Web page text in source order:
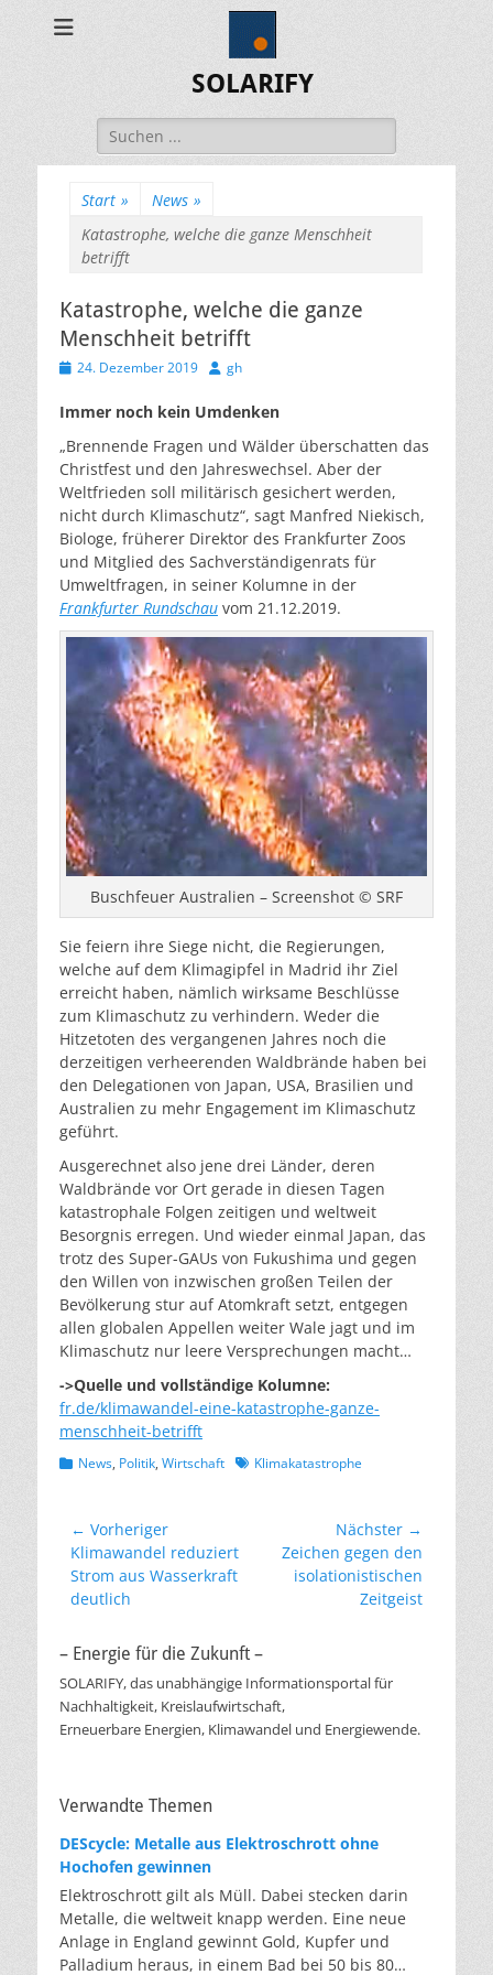
SOLARIFY
Suchen
nach:
Start » News »
Katastrophe, welche die ganze Menschheit
betrifft
Katastrophe, welche die ganze
Menschheit betrifft
Veröffentlicht
24. Dezember 2019 Autor
gh
Immer noch kein Umdenken
„Brennende Fragen und Wälder überschatten das
Christfest und den Jahreswechsel. Aber der
Weltfrieden soll militärisch gesichert werden,
nicht durch Klimaschutz“, sagt Manfred Niekisch,
Biologe, früherer Direktor des Frankfurter Zoos
und Mitglied des Sachverständigenrats für
Umweltfragen, in seiner Kolumne in der
Frankfurter Rundschau vom 21.12.2019.
Buschfeuer Australien – Screenshot © SRF
Sie feiern ihre Siege nicht, die Regierungen,
welche auf dem Klimagipfel in Madrid ihr Ziel
erreicht haben, nämlich wirksame Beschlüsse
zum Klimaschutz zu verhindern. Weder die
Hitzetoten des vergangenen Jahres noch die
derzeitigen verheerenden Waldbrände haben bei
den Delegationen von Japan, USA, Brasilien und
Australien zu mehr Engagement im Klimaschutz
geführt.
Ausgerechnet also jene drei Länder, deren
Waldbrände vor Ort gerade in diesen Tagen
katastrophale Folgen zeitigen und weltweit
Besorgnis erregen. Und wieder einmal Japan, das
trotz des Super-GAUs von Fukushima und gegen
den Willen von inzwischen großen Teilen der
Bevölkerung stur auf Atomkraft setzt, entgegen
allen globalen Appellen weiter Wale jagt und im
Klimaschutz nur leere Versprechungen macht…
->Quelle und vollständige Kolumne:
fr.de/klimawandel-eine-katastrophe-ganze-
menschheit-betrifft
Kategorien
News, Politik, Wirtschaft Schlagworte
Klimakatastrophe
Beitragsnavigation
← Vorheriger
Vorheriger
Beitrag:
Klimawandel reduziert
Strom aus Wasserkraft
deutlich
Nächster →
Nächster
Beitrag:
Zeichen gegen den
isolationistischen
Zeitgeist
– Energie für die Zukunft –
SOLARIFY, das unabhängige Informationsportal für
Nachhaltigkeit, Kreislaufwirtschaft,
Erneuerbare Energien, Klimawandel und Energiewende.
Verwandte Themen
DEScycle: Metalle aus Elektroschrott ohne
Hochofen gewinnen
Elektroschrott gilt als Müll. Dabei stecken darin
Metalle, die weltweit knapp werden. Eine neue
Anlage in England gewinnt Gold, Kupfer und
Palladium heraus, in einem Bad bei 50 bis 80